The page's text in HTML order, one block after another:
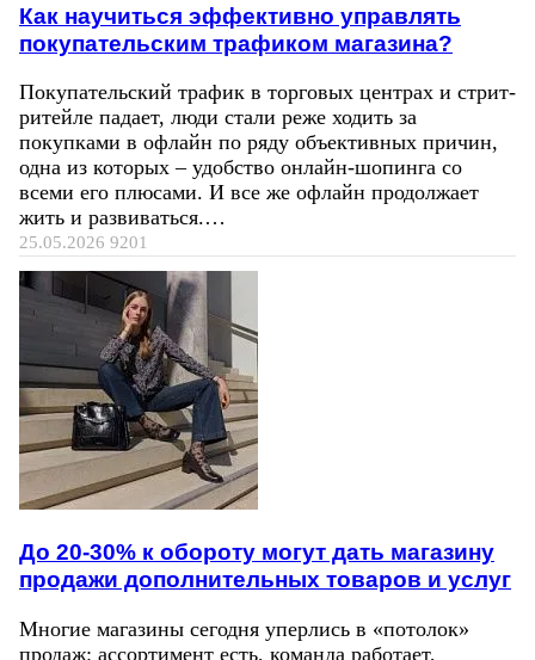
Как научиться эффективно управлять
покупательским трафиком магазина?
Покупательский трафик в торговых центрах и стрит-
ритейле падает, люди стали реже ходить за
покупками в офлайн по ряду объективных причин,
одна из которых – удобство онлайн-шопинга со
всеми его плюсами. И все же офлайн продолжает
жить и развиваться.…
25.05.2026 9201
До 20-30% к обороту могут дать магазину
продажи дополнительных товаров и услуг
Многие магазины сегодня уперлись в «потолок»
продаж: ассортимент есть, команда работает,